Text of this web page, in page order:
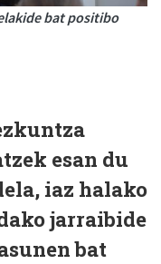
bat positibo
esan du
iaz halako
jarraibide
bat